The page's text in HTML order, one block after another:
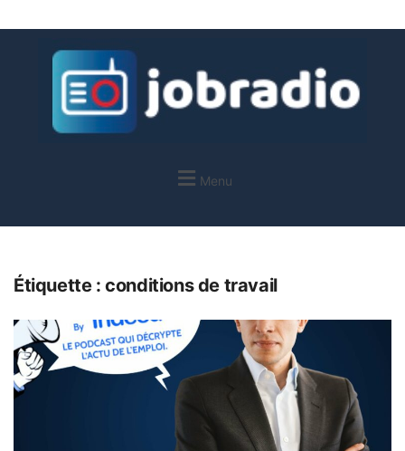
Menu
Étiquette :conditions de travail